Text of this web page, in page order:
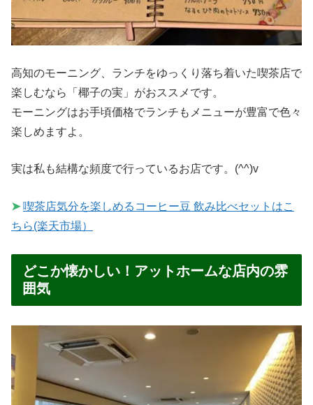
高知のモーニング、ランチをゆっくり落ち着いた喫茶店で
楽しむなら「椰子の実」がおススメです。
モーニングはお手頃価格でランチもメニューが豊富で色々
楽しめますよ。
実は私も結構な頻度で行っているお店です。(^^)v
➤ 喫茶店気分を楽しめるコーヒー豆 飲み比べセットはこ
ちら(楽天市場）
どこか懐かしい！アットホームな店内の雰
囲気